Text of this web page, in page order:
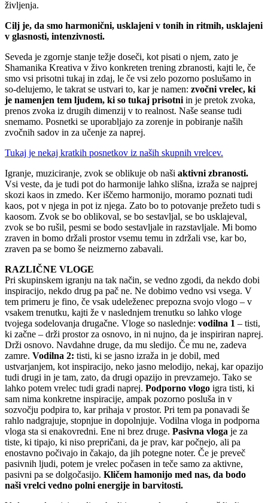
življenja.
Cilj je, da smo harmonični, usklajeni v tonih in ritmih, usklajeni
v glasnosti, intenzivnosti.
Seveda je zgornje stanje težje doseči, kot pisati o njem, zato je
Shamanika Kreativa v živo konkreten trening zbranosti, kajti le, če
smo vsi prisotni tukaj in zdaj, le če vsi zelo pozorno poslušamo in
so-delujemo, le takrat se ustvari to, kar je namen: zvočni vrelec, ki
je namenjen tem ljudem, ki so tukaj prisotni in je pretok zvoka,
prenos zvoka iz drugih dimenzij v to realnost. Naše seanse tudi
snemamo. Posnetki se uporabljajo za zorenje in pobiranje naših
zvočnih sadov in za učenje za naprej.
Tukaj je nekaj kratkih posnetkov iz naših skupnih vrelcev.
Igranje, muziciranje, zvok se oblikuje ob naši aktivni zbranosti.
Vsi veste, da je tudi pot do harmonije lahko slišna, izraža se najprej
skozi kaos in zmedo. Ker iščemo harmonijo, moramo poznati tudi
kaos, pot v njega in pot iz njega. Zato bo to potovanje prežeto tudi s
kaosom. Zvok se bo oblikoval, se bo sestavljal, se bo usklajeval,
zvok se bo rušil, pesmi se bodo sestavljale in razstavljale. Mi bomo
zraven in bomo držali prostor vsemu temu in zdržali vse, kar bo,
zraven pa se bomo še neizmerno zabavali.
RAZLIČNE VLOGE
Pri skupinskem igranju na tak način, se vedno zgodi, da nekdo dobi
inspiracijo, nekdo drug pa pač ne. Ne dobimo vedno vsi vsega. V
tem primeru je fino, če vsak udeleženec prepozna svojo vlogo – v
vsakem trenutku, kajti že v naslednjem trenutku so lahko vloge
tvojega sodelovanja drugačne. Vloge so naslednje: vodilna 1 – tisti,
ki začne – drži prostor za osnovo, in ni nujno, da je inspiriran naprej.
Drži osnovo. Navdahne druge, da mu sledijo. Če mu ne, zadeva
zamre. Vodilna 2: tisti, ki se jasno izraža in je dobil, med
ustvarjanjem, kot inspiracijo, neko jasno melodijo, nekaj, kar opazijo
tudi drugi in je tam, zato, da drugi opazijo in prevzamejo. Tako se
lahko potem vrelec tudi gradi naprej. Podporno vlogo igra tisti, ki
sam nima konkretne inspiracije, ampak pozorno posluša in v
sozvočju podpira to, kar prihaja v prostor. Pri tem pa ponavadi še
rahlo nadgrajuje, stopnjue in dopolnjuje. Vodilna vloga in podporna
vloga sta si enakovredni. Ene ni brez druge. Pasivna vloga je za
tiste, ki tipajo, ki niso prepričani, da je prav, kar počnejo, ali pa
enostavno počivajo in čakajo, da jih potegne noter. Če je preveč
pasivnih ljudi, potem je vrelec počasen in teče samo za aktivne,
pasivni pa se dolgočasijo. Kličem hamonijo med nas, da bodo
naši vrelci vedno polni energije in barvitosti.